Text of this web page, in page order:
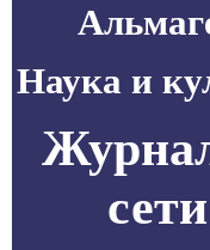
Наука и